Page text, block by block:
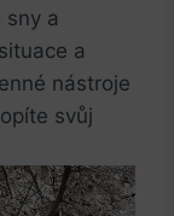
sny⁢ a
a‍
nástroje
⁤svůj⁢